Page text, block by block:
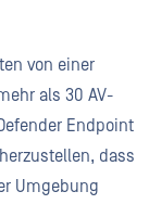
von einer
als 30 AV-
Endpoint
dass
Umgebung